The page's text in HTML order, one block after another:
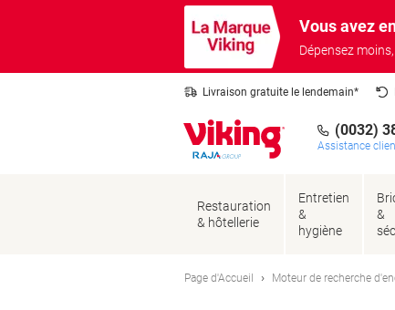
Vous avez
Dépensez
Livraison gratuite le lendemain*
(0032)
Assistance
Restauration
& hôtellerie
Entretien
&
hygiène
&
Page d'Accueil Moteur de recherche